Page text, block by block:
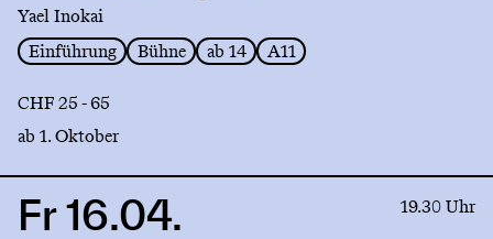
Yael Inokai
Einführung
Bühne ab 14 A11
CHF 25 - 65
ab 1. Oktober
LinkFr 16.04. 19.30 Uhr